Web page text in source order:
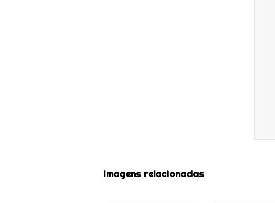
Imagens relacionadas